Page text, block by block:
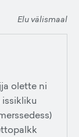
Elu välismaal
olette ni